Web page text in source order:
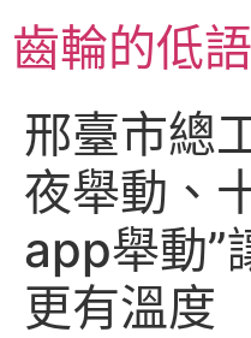
至
主齒輪的低語
邢臺市總
夜舉動、
app舉動”
更有溫度